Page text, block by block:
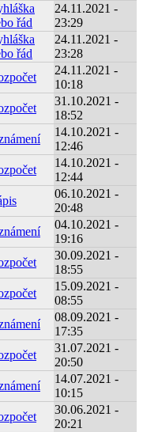
řád
24.11.2021 -
23:29
řád
24.11.2021 -
23:28
24.11.2021 -
10:18
31.10.2021 -
18:52
14.10.2021 -
12:46
14.10.2021 -
12:44
06.10.2021 -
20:48
04.10.2021 -
19:16
30.09.2021 -
18:55
15.09.2021 -
08:55
08.09.2021 -
17:35
31.07.2021 -
20:50
14.07.2021 -
10:15
30.06.2021 -
20:21